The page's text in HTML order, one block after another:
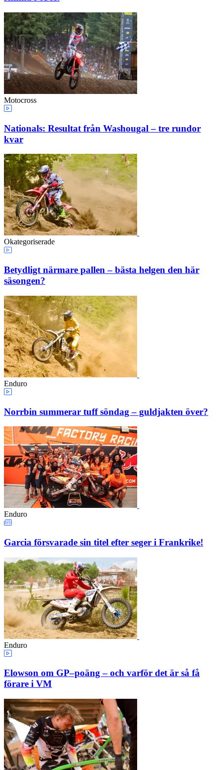
Motocross
Nationals: Resultat från Washougal – tre rundor
kvar
Okategoriserade
Betydligt närmare pallen – bästa helgen den här
säsongen?
Enduro
Norrbin summerar tuff söndag – guldjakten över?
Enduro
Garcia försvarade sin titel efter seger i Frankrike!
Enduro
Elowson om GP–poäng – och varför det är så få
förare i VM